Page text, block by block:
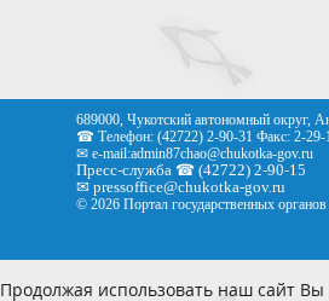
689000, Чукотский автономный округ,
☎ Телефон: (42722) 2-90-31 Факс: 2-29-
✉ e-mail:admin87chao@chukotka-gov.ru
Пресс-служба ☎ (42722) 2-90-15
✉ pressoffice@chukotka-gov.ru
© 2026 Портал государственных
Продолжая использовать наш сайт